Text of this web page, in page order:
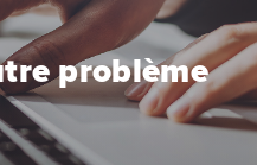
problème